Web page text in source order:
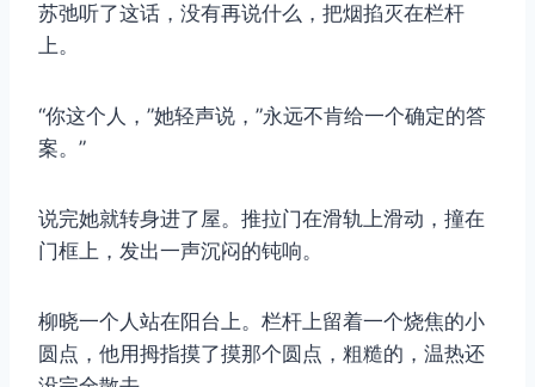
苏弛听了这话，没有再说什么，把烟掐灭在栏杆
上。
“你这个人，”她轻声说，”永远不肯给一个确定的答
案。”
说完她就转身进了屋。推拉门在滑轨上滑动，撞在
门框上，发出一声沉闷的钝响。
柳晓一个人站在阳台上。栏杆上留着一个烧焦的小
圆点，他用拇指摸了摸那个圆点，粗糙的，温热还